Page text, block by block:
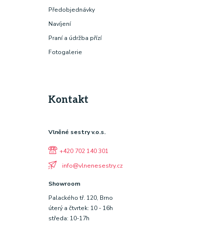
Předobjednávky
Navíjení
Praní a údržba přízí
Fotogalerie
Kontakt
Vlněné sestry v.o.s.
+420 702 140 301
info@vlnenesestry.cz
Showroom
Palackého tř. 120, Brno
úterý a čtvrtek: 10 - 16h
středa: 10-17h